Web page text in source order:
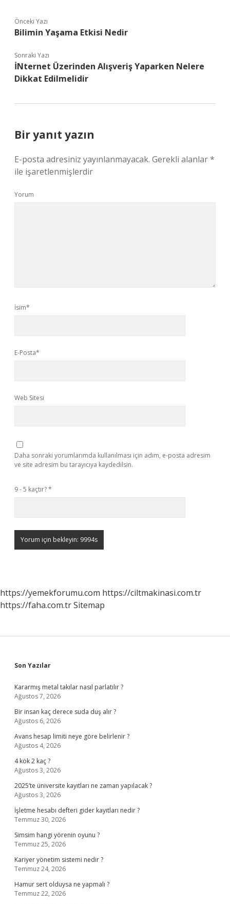
Önceki Yazı
Bilimin Yaşama Etkisi Nedir
Sonraki Yazı
İNternet Üzerinden Alışveriş Yaparken Nelere
Dikkat Edilmelidir
Bir yanıt yazın
E-posta adresiniz yayınlanmayacak. Gerekli alanlar*
ile işaretlenmişlerdir
Yorum
İsim*
E-Posta*
Web Sitesi
Daha sonraki yorumlarımda kullanılması için adım, e-posta adresim
ve site adresim bu tarayıcıya kaydedilsin.
9 - 5 kaçtır?*
https://yemekforumu.com https://ciltmakinasi.com.tr
https://faha.com.trSitemap
Sidebar
Son Yazılar
Kararmış metal takılar nasıl parlatılır ?
Ağustos 7, 2026
Bir insan kaç derece suda duş alır ?
Ağustos 6, 2026
Avans hesap limiti neye göre belirlenir ?
Ağustos 4, 2026
4 kök 2 kaç ?
Ağustos 3, 2026
2025’te üniversite kayıtları ne zaman yapılacak ?
Ağustos 3, 2026
İşletme hesabı defteri gider kayıtları nedir ?
Temmuz 30, 2026
Simsim hangi yörenin oyunu ?
Temmuz 25, 2026
Kariyer yönetim sistemi nedir ?
Temmuz 24, 2026
Hamur sert olduysa ne yapmalı ?
Temmuz 22, 2026